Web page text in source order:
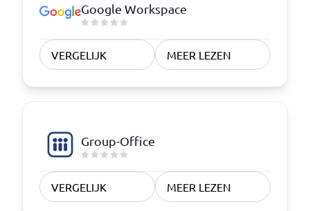
Google Workspace
VERGELIJK MEER LEZEN
Group-Office
VERGELIJK MEER LEZEN